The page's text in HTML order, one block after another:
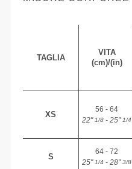
TAGLIA
VITA
(cm)/(in)
XS
56 - 64
22"1/8 - 25"1/4
S
64 - 72
25"1/4 - 28"3/8